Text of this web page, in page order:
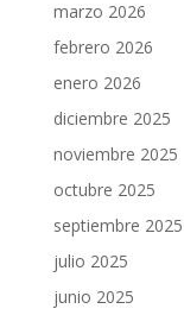
marzo 2026
febrero 2026
enero 2026
diciembre 2025
noviembre 2025
octubre 2025
septiembre 2025
julio 2025
junio 2025